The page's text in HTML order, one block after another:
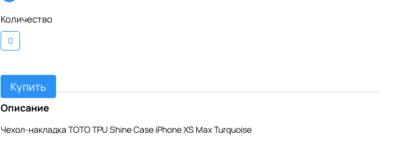
Количество
0
Купить
Описание
Чехол-накладка TOTO TPU Shine Case iPhone XS Max Turquoise